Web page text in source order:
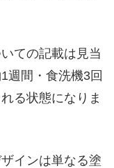
ての記載は見当
週間・食洗機3回
る状態になりま
インは単なる塗